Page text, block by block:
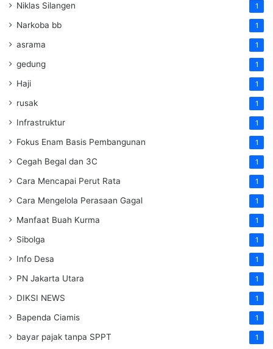
Niklas Silangen 1
Narkoba bb 1
asrama 1
gedung 1
Haji 1
rusak 1
Infrastruktur 1
Fokus Enam Basis Pembangunan 1
Cegah Begal dan 3C 1
Cara Mencapai Perut Rata 1
Cara Mengelola Perasaan Gagal 1
Manfaat Buah Kurma 1
Sibolga 1
Info Desa 1
PN Jakarta Utara 1
DIKSI NEWS 1
Bapenda Ciamis 1
bayar pajak tanpa SPPT 1